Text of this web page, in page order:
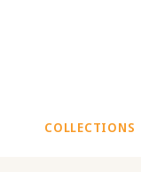
COLLECTIONS